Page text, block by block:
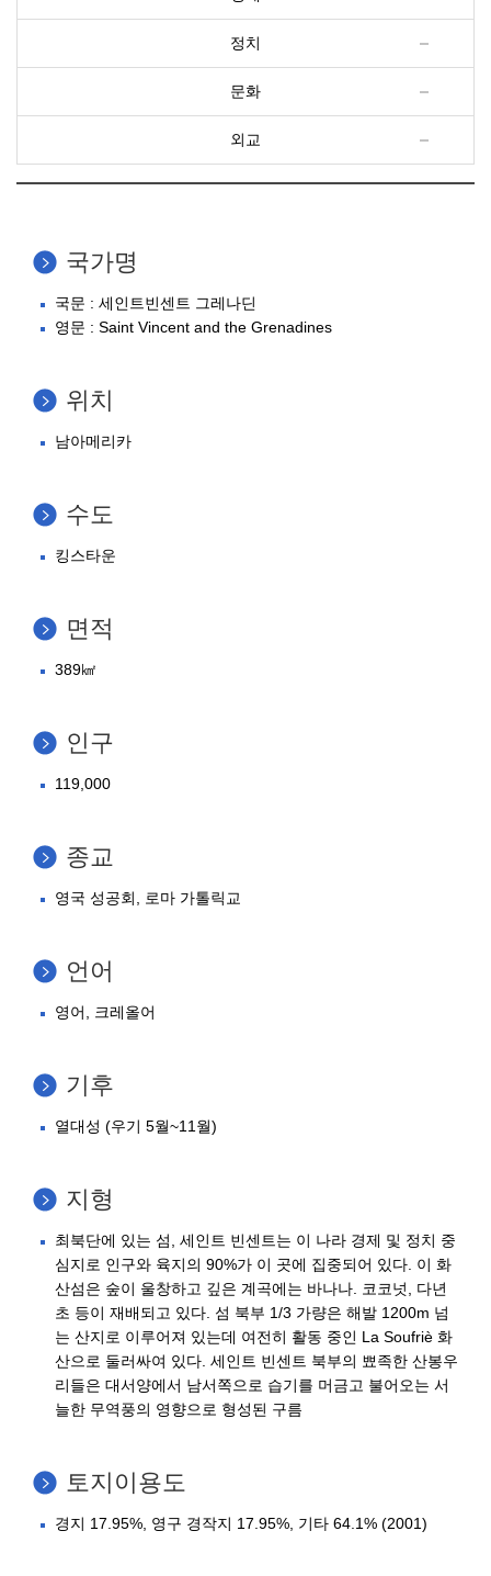
정치
문화
외교
국가명
국문 : 세인트빈센트 그레나딘
영문 : Saint Vincent and the Grenadines
위치
남아메리카
수도
킹스타운
면적
389㎢
인구
119,000
종교
영국 성공회, 로마 가톨릭교
언어
영어, 크레올어
기후
열대성 (우기 5월~11월)
지형
최북단에 있는 섬, 세인트 빈센트는 이 나라 경제 및 정치 중
심지로 인구와 육지의 90%가 이 곳에 집중되어 있다. 이 화
산섬은 숲이 울창하고 깊은 계곡에는 바나나. 코코넛, 다년
초 등이 재배되고 있다. 섬 북부 1/3 가량은 해발 1200m 넘
는 산지로 이루어져 있는데 여전히 활동 중인 La Soufriè 화
산으로 둘러싸여 있다. 세인트 빈센트 북부의 뾰족한 산봉우
리들은 대서양에서 남서쪽으로 습기를 머금고 불어오는 서
늘한 무역풍의 영향으로 형성된 구름
토지이용도
경지 17.95%, 영구 경작지 17.95%, 기타 64.1% (2001)